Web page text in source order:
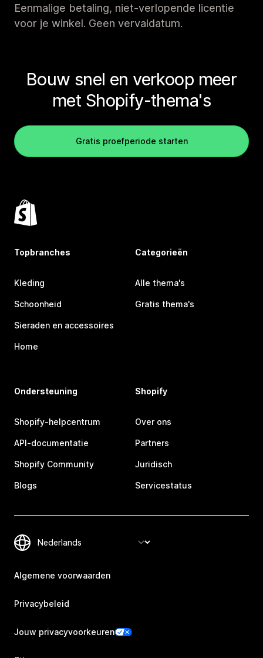
Eenmalige betaling, niet-verlopende licentie
voor je winkel. Geen vervaldatum.
Bouw snel en verkoop meer
met Shopify-thema's
Gratis proefperiode starten
Topbranches
Kleding
Schoonheid
Sieraden en accessoires
Home
Categorieën
Alle thema's
Gratis thema's
Ondersteuning
Shopify-helpcentrum
API-documentatie
Shopify Community
Blogs
Shopify
Over ons
Partners
Juridisch
Servicestatus
Algemene voorwaarden
Privacybeleid
Jouw privacyvoorkeuren